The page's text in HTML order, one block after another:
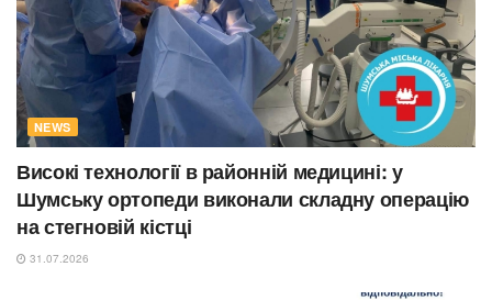
NEWS
Високі технології в районній медицині: у
Шумську ортопеди виконали складну операцію
на стегновій кістці
31.07.2026